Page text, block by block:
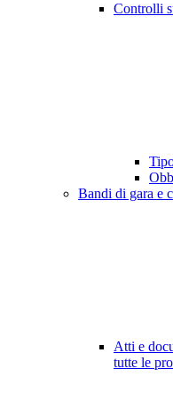
Controlli
Bandi di gara e
Atti e
tutte le